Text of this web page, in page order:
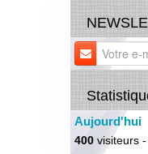
Aujourd'hui
400 visiteurs -